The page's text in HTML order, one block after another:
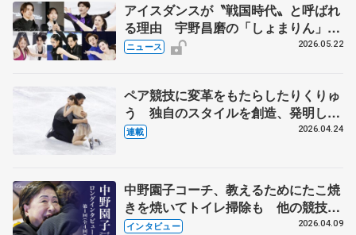
アイスダンスが〝戦国時代〟と呼ばれ
る理由 宇野昌磨の「しょまりん」ら
実力者が相次いで参戦 国内の競争激
ニュース 2026.05.22
ペア競技に変革をもたらしたりくりゅ
う 独自のスタイルを創造、発明した
【引退発表後②】
連載 2026.04.24
中野園子コーチ、教えるためにたこ焼
きを焼いてトイレ掃除も 他の競技に
も通用するという坂本花織の筋肉
インタビュー 2026.04.09